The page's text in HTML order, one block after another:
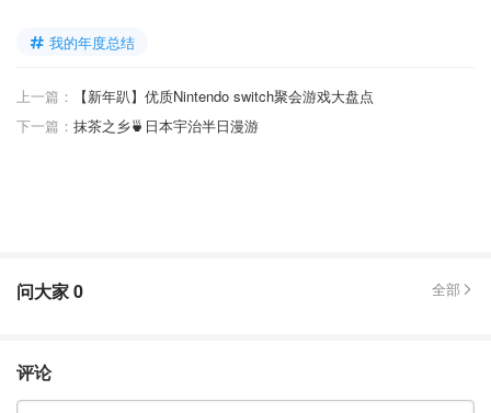
我的年度总结
上一篇：
【新年趴】优质Nintendo switch聚会游戏大盘点
下一篇： 抹茶之乡🍵日本宇治半日漫游
问大家0 全部
评论